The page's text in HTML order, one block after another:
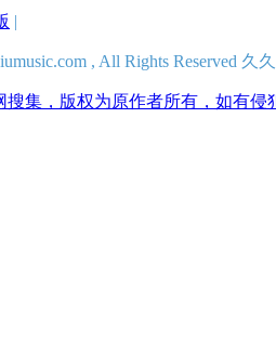
|
, All Rights Reserved 久
集，版权为原作者所有，如有侵